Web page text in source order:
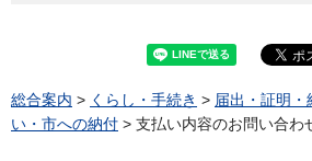
総合案内 > くらし・手続き > 届出・証明・
い・市への納付 > 支払い内容のお問い合わ